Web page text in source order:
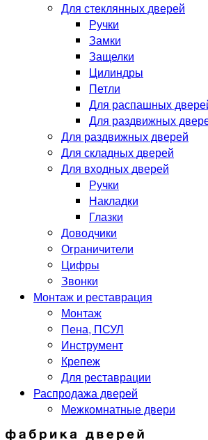
Для стеклянных дверей
Ручки
Замки
Защелки
Цилиндры
Петли
Для распашных
Для раздвижных
Для раздвижных дверей
Для складных дверей
Для входных дверей
Ручки
Накладки
Глазки
Доводчики
Ограничители
Цифры
Звонки
Монтаж и реставрация
Монтаж
Пена, ПСУЛ
Инструмент
Крепеж
Для реставрации
Распродажа дверей
Межкомнатные двери